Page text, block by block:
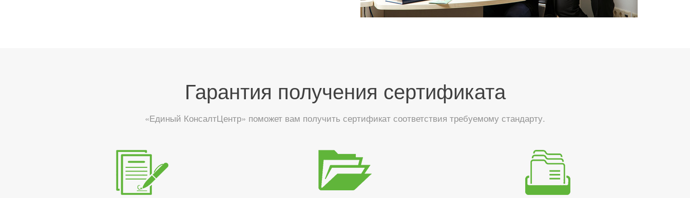
Гарантия получения сертификата
«Единый КонсалтЦентр» поможет вам получить сертификат соответствия требуемому стандарту.